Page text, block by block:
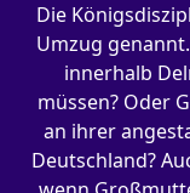
Die
Umzug
innerhalb
müssen? Oder
an ihrer
Deutschland?